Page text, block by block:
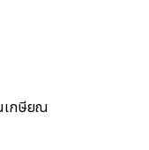
เกษียณ